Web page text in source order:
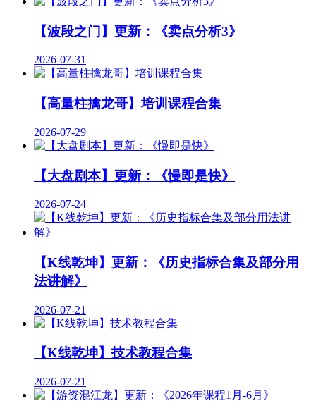
【波段之门】更新：《卖点分析3》
2026-07-31
【高量柱擒龙哥】培训课程合集
2026-07-29
【大盘剧本】更新：《慢即是快》
2026-07-24
【K线乾坤】更新：《历史指标合集及部分用
法讲解》
2026-07-21
【K线乾坤】技术教程合集
2026-07-21